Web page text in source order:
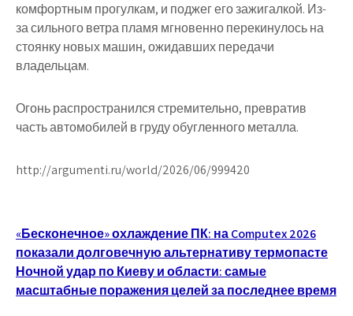
комфортным прогулкам, и поджег его зажигалкой. Из-
за сильного ветра пламя мгновенно перекинулось на
стоянку новых машин, ожидавших передачи
владельцам.
Огонь распространился стремительно, превратив
часть автомобилей в груду обугленного металла.
http://argumenti.ru/world/2026/06/999420
Навигация
по
записям
«Бесконечное» охлаждение ПК: на Computex 2026
показали долговечную альтернативу термопасте
Ночной удар по Киеву и области: самые
масштабные поражения целей за последнее время